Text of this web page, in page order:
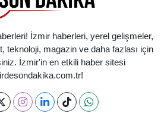
İzmir haberleri, yerel gelişmeler,
teknoloji, magazin ve daha fazlası için
İzmir'in en etkili haber sitesi